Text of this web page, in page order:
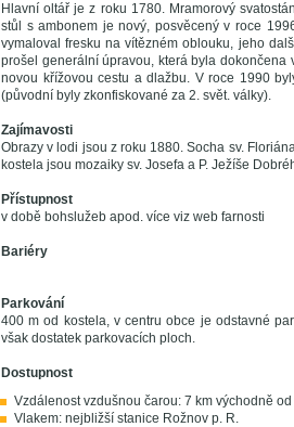
Hlavní oltář je z roku 1780. Mramorový
stůl s ambonem je nový, posvěcený v roce
vymaloval fresku na vítězném oblouku, jeho
prošel generální úpravou, která byla dokončena
novou křížovou cestu a dlažbu. V roce 1990
(původní byly zkonfiskované za 2. svět. války).
Zajímavosti
Obrazy v lodi jsou z roku 1880. Socha sv.
kostela jsou mozaiky sv. Josefa a P. Ježíše
Přístupnost
v době bohslužeb apod. více viz web farnosti
Bariéry
Parkování
400 m od kostela, v centru obce je odstavné
však dostatek parkovacích ploch.
Dostupnost
Vzdálenost vzdušnou čarou: 7 km východně
Vlakem: nejbližší stanice Rožnov p. R.